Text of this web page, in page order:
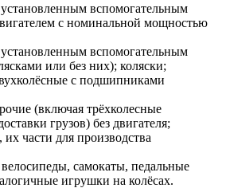
вспомогательным
с номинальной мощностью
вспомогательным
или без них); коляски;
с подшипниками
(включая трёхколесные
грузов) без двигателя;
части для производства
самокаты, педальные
игрушки на колёсах.